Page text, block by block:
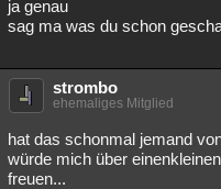
ja genau
sag ma was du schon
strombo
ehemaliges Mitglied
hat das schonmal jemand
würde mich über
freuen...